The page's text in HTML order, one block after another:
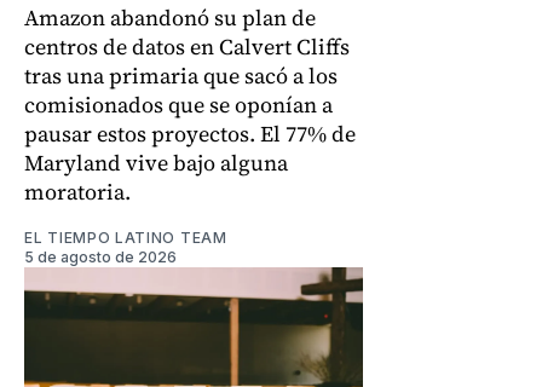
Amazon abandonó su plan de
centros de datos en Calvert Cliffs
tras una primaria que sacó a los
comisionados que se oponían a
pausar estos proyectos. El 77% de
Maryland vive bajo alguna
moratoria.
EL TIEMPO LATINO TEAM
5 de agosto de 2026